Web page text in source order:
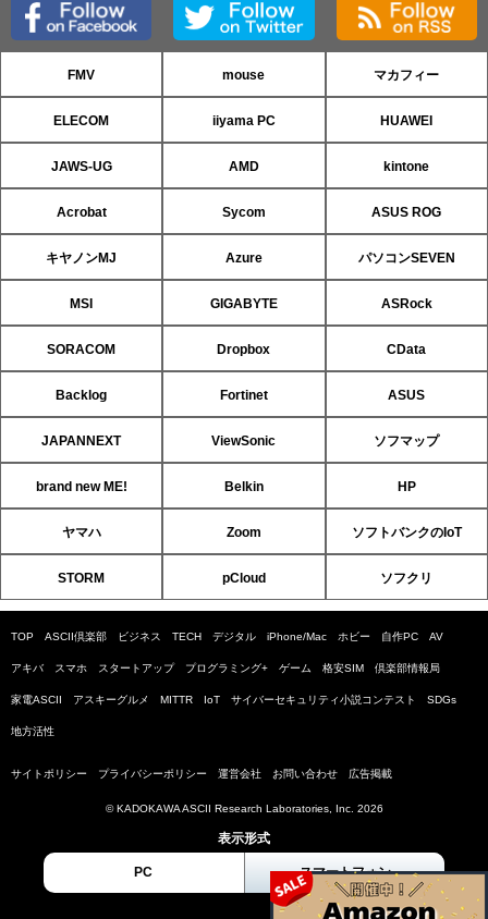
FMV mouse マカフィー
ELECOM iiyama PC HUAWEI
JAWS-UG AMD kintone
Acrobat Sycom ASUS ROG
キヤノンMJ Azure パソコンSEVEN
MSI GIGABYTE ASRock
SORACOM Dropbox CData
Backlog Fortinet ASUS
JAPANNEXT ViewSonic ソフマップ
brand new ME! Belkin HP
ヤマハ Zoom ソフトバンクのIoT
STORM pCloud ソフクリ
TOP ASCII倶楽部 ビジネス TECH デジタル iPhone/Mac ホビー 自作PC AV
アキバ スマホ スタートアップ プログラミング+ ゲーム 格安SIM 倶楽部情報局
家電ASCII アスキーグルメ MITTR IoT サイバーセキュリティ小説コンテスト SDGs
地方活性
サイトポリシー プライバシーポリシー 運営会社 お問い合わせ 広告掲載
© KADOKAWA ASCII Research Laboratories, Inc. 2026
表示形式
PC スマートフォン